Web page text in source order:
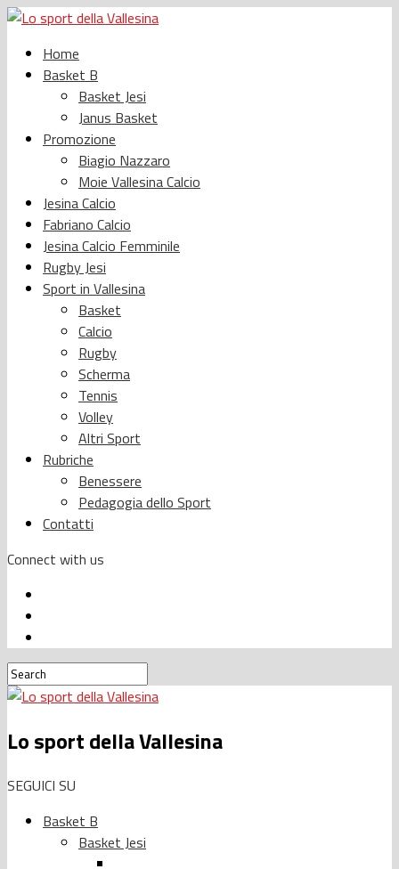
Home
Basket B
Basket Jesi
Janus Basket
Promozione
Biagio Nazzaro
Moie Vallesina Calcio
Jesina Calcio
Fabriano Calcio
Jesina Calcio Femminile
Rugby Jesi
Sport in Vallesina
Basket
Calcio
Rugby
Scherma
Tennis
Volley
Altri Sport
Rubriche
Benessere
Pedagogia dello Sport
Contatti
Connect with us
Lo sport della Vallesina
SEGUICI SU
Basket B
Basket Jesi